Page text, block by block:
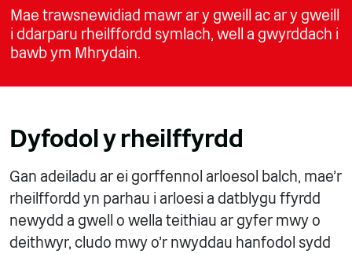
Mae trawsnewidiad mawr ar y gweill ac ar y gweill
i ddarparu rheilffordd symlach, well a gwyrddach i
bawb ym Mhrydain.
Dyfodol y rheilffyrdd
Gan adeiladu ar ei gorffennol arloesol balch, mae’r
rheilffordd yn parhau i arloesi a datblygu ffyrdd
newydd a gwell o wella teithiau ar gyfer mwy o
deithwyr, cludo mwy o’r nwyddau hanfodol sydd